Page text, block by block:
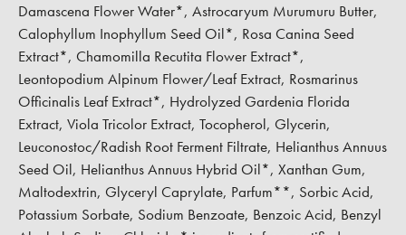
Damascena Flower Water*, Astrocaryum Murumuru Butter,
Calophyllum Inophyllum Seed Oil*, Rosa Canina Seed
Extract*, Chamomilla Recutita Flower Extract*,
Leontopodium Alpinum Flower/Leaf Extract, Rosmarinus
Officinalis Leaf Extract*, Hydrolyzed Gardenia Florida
Extract, Viola Tricolor Extract, Tocopherol, Glycerin,
Leuconostoc/Radish Root Ferment Filtrate, Helianthus Annuus
Seed Oil, Helianthus Annuus Hybrid Oil*, Xanthan Gum,
Maltodextrin, Glyceryl Caprylate, Parfum**, Sorbic Acid,
Potassium Sorbate, Sodium Benzoate, Benzoic Acid, Benzyl